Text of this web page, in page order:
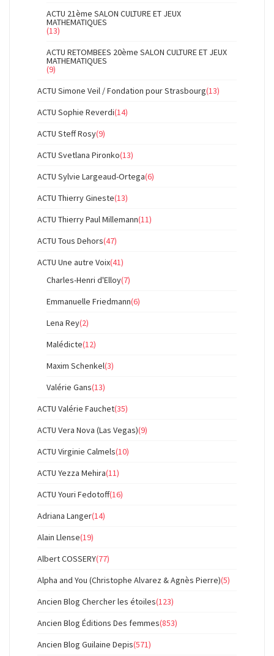
ACTU 21ème SALON CULTURE ET JEUX
MATHEMATIQUES
(13)
ACTU RETOMBEES 20ème SALON CULTURE ET JEUX
MATHEMATIQUES
(9)
ACTU Simone Veil / Fondation pour Strasbourg(13)
ACTU Sophie Reverdi(14)
ACTU Steff Rosy(9)
ACTU Svetlana Pironko(13)
ACTU Sylvie Largeaud-Ortega(6)
ACTU Thierry Gineste(13)
ACTU Thierry Paul Millemann(11)
ACTU Tous Dehors(47)
ACTU Une autre Voix(41)
Charles-Henri d'Elloy(7)
Emmanuelle Friedmann(6)
Lena Rey(2)
Malédicte(12)
Maxim Schenkel(3)
Valérie Gans(13)
ACTU Valérie Fauchet(35)
ACTU Vera Nova (Las Vegas)(9)
ACTU Virginie Calmels(10)
ACTU Yezza Mehira(11)
ACTU Youri Fedotoff(16)
Adriana Langer(14)
Alain Llense(19)
Albert COSSERY(77)
Alpha and You (Christophe Alvarez & Agnès Pierre)(5)
Ancien Blog Chercher les étoiles(123)
Ancien Blog Éditions Des femmes(853)
Ancien Blog Guilaine Depis(571)